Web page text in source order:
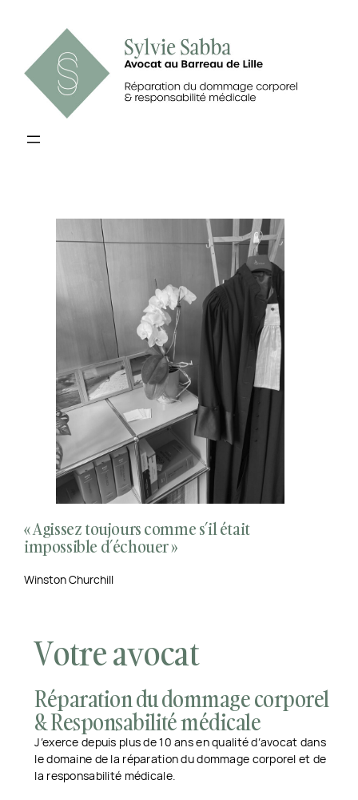
« Agissez toujours comme s’il était
impossible d’échouer »
Winston Churchill
Votre avocat
Réparation du dommage corporel
& Responsabilité médicale
J’exerce depuis plus de 10 ans en qualité d’avocat dans
le domaine de la réparation du dommage corporel et de
la responsabilité médicale.